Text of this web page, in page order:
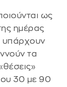
ως
ημέρας
υπάρχουν
τα
30 με 90